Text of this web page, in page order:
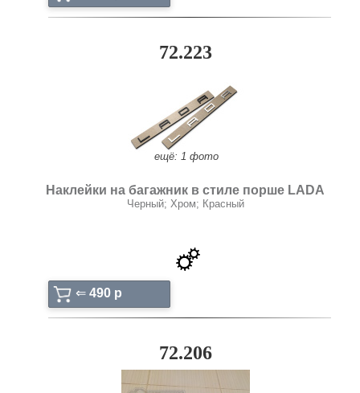
72.223
ещё: 1 фото
Наклейки на багажник в стиле порше LADA
Черный; Хром; Красный
⇐ 490 p
72.206